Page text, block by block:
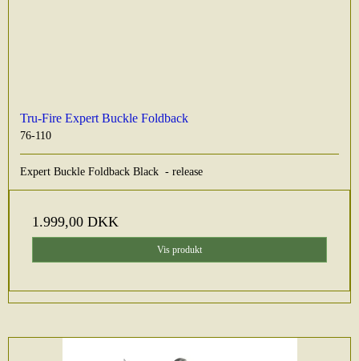
Tru-Fire Expert Buckle Foldback
76-110
Expert Buckle Foldback Black - release
1.999,00 DKK
Vis produkt